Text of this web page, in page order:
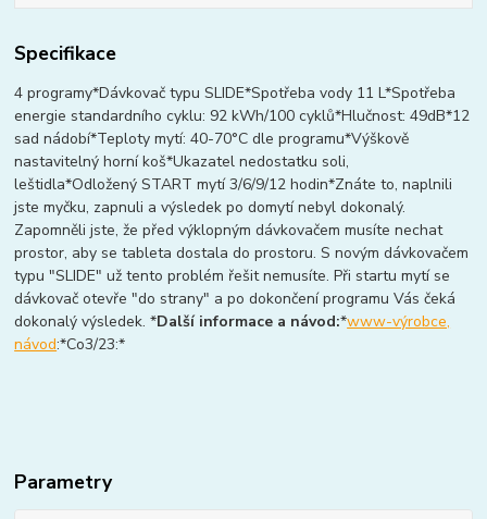
Specifikace
4 programy*Dávkovač typu SLIDE*Spotřeba vody 11 L*Spotřeba
energie standardního cyklu: 92 kWh/100 cyklů*Hlučnost: 49dB*12
sad nádobí*Teploty mytí: 40-70°C dle programu*Výškově
nastavitelný horní koš*Ukazatel nedostatku soli,
leštidla*Odložený START mytí 3/6/9/12 hodin*Znáte to, naplnili
jste myčku, zapnuli a výsledek po domytí nebyl dokonalý.
Zapomněli jste, že před výklopným dávkovačem musíte nechat
prostor, aby se tableta dostala do prostoru. S novým dávkovačem
typu "SLIDE" už tento problém řešit nemusíte. Při startu mytí se
dávkovač otevře "do strany" a po dokončení programu Vás čeká
dokonalý výsledek. *Další informace a návod:*www-výrobce,
návod:*Co3/23:*
Parametry